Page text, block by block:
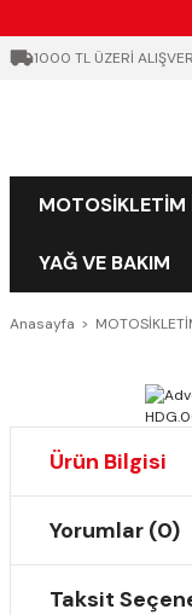
1000 TL ÜZERİ
MOTOSİKLETİM
YAĞ VE BAKIM
Anasayfa
Ürün Bilgisi
Yorumlar (0)
Taksit